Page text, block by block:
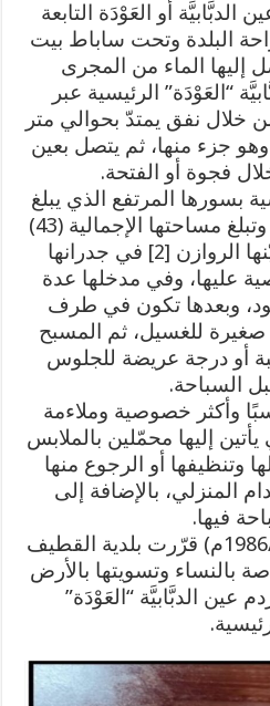
أو العَوْدَة التابعة
البلدة وتحت ساباط بيت
إليها الماء من المجرى
“العَوْدَة” الرئيسية عبر
خلال نفق يمتدّ بحوالي متر
جزء منها، ثم يتصل بعين
فجوة أو الفتحة.
بسورها المرتفع الذي يبلغ
ارتفاعه حوالي (5 أمتار) وتبلغ مساحتها الإجمالية (43)
مترًا مربعًا تقريبًا، وتزيّنها الروازن [2] في جدرانها
عليها، وفي مدخلها عدة
وبعدها تكون في طرف
صغيرة للغسيل، ثم المسبح
أو درجة عريضة للجلوس
السباحة.
وأكثر خصوصية وملاءمة
يأتين إليها محمّلين بالملابس
وتنظيفها أو الرجوع منها
المنزلي، بالإضافة إلى
فيها.
في أواخر عام (1407هـ /1986م) قرّرت بلدية القطيف
بالنساء وتسويتها بالأرض
عين الدبَّابيَّة “العَوْدَة”